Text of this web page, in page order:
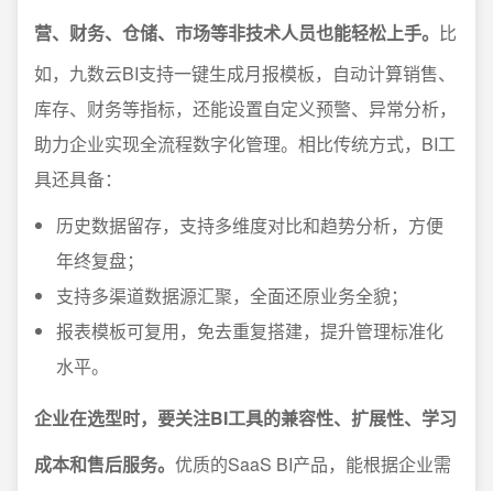
营、财务、仓储、市场等非技术人员也能轻松上手。 比
如，九数云BI支持一键生成月报模板，自动计算销售、
库存、财务等指标，还能设置自定义预警、异常分析，
助力企业实现全流程数字化管理。相比传统方式，BI工
具还具备：
历史数据留存，支持多维度对比和趋势分析，方便
年终复盘；
支持多渠道数据源汇聚，全面还原业务全貌；
报表模板可复用，免去重复搭建，提升管理标准化
水平。
企业在选型时，要关注BI工具的兼容性、扩展性、学习
成本和售后服务。 优质的SaaS BI产品，能根据企业需